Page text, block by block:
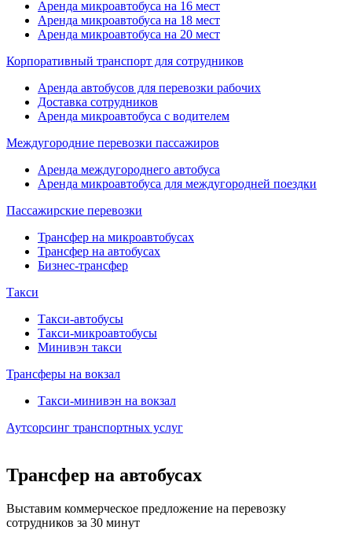
Аренда микроавтобуса на 16 мест
Аренда микроавтобуса на 18 мест
Аренда микроавтобуса на 20 мест
Корпоративный транспорт для сотрудников
Аренда автобусов для перевозки рабочих
Доставка сотрудников
Аренда микроавтобуса с водителем
Междугородние перевозки пассажиров
Аренда междугороднего автобуса
Аренда микроавтобуса для междугородней поездки
Пассажирские перевозки
Трансфер на микроавтобусах
Трансфер на автобусах
Бизнес-трансфер
Такси
Такси-автобусы
Такси-микроавтобусы
Минивэн такси
Трансферы на вокзал
Такси-минивэн на вокзал
Аутсорсинг транспортных услуг
Трансфер на автобусах
Выставим коммерческое предложение на перевозку
сотрудников за 30 минут